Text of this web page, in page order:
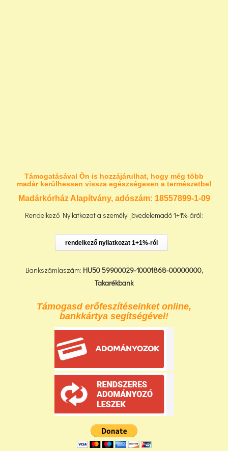
Támogatásával Ön is hozzájárulhat, hogy még több
madár kerülhessen vissza egészségesen a természetbe!
Madárkórház Alapítvány, adószám: 18557899-1-09
Rendelkező Nyilatkozat a személyi jövedelemadó 1+1%-áról:
rendelkező nyilatkozat 1+1%-ról
Bankszámlaszám: HU50 59900029-10001868-00000000,
Takarékbank
Támogasd erőfeszítéseinket online,
bankkártya segítségével!